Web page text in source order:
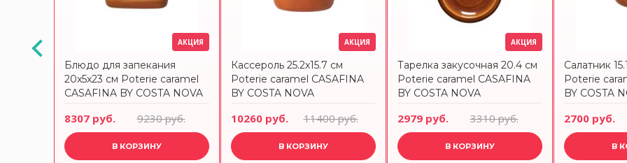
АКЦИЯ АКЦИЯ
Блюдо для запекания
20x5x23 см Poterie caramel
CASAFINA BY COSTA NOVA
8307 руб. 9230 руб.
В КОРЗИНУ
АКЦИЯ
Кассероль 25.2х15.7 см
Poterie caramel CASAFINA
BY COSTA NOVA
10260 руб. 11400 руб.
В КОРЗИНУ
АКЦИЯ
Тарелка закусочная 20.4 см
Poterie caramel CASAFINA
BY COSTA NOVA
2979 руб. 3310 руб.
В КОРЗИНУ
Салатник
Poterie
BY COSTA
2700 руб.
В